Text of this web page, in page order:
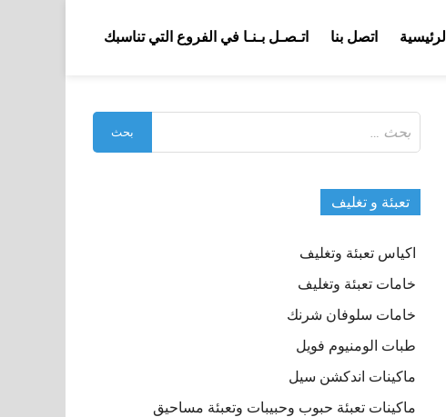
الرئيسية اتصل بنا اتـصـل بـنـا في الفروع التي تناسبك
عن:
تعبئة و تغليف
اكياس تعبئة وتغليف
خامات تعبئة وتغليف
خامات سلوفان شرنك
طبات الومنيوم فويل
ماكينات اندكشن سيل
ماكينات تعبئة حبوب وحبيبات وتعبئة مساحيق